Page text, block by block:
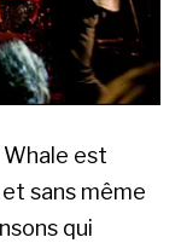
Whale est
sans même
qui